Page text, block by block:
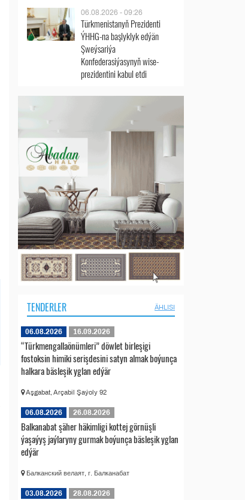
06.08.2026 - 09:26
Türkmenistanyň Prezidenti
ÝHHG-na başlyklyk edýän
Şweýsariýa
Konfederasiýasynyň wise-
prezidentini kabul etdi
TENDERLER ÄHLISI
06.08.2026 16.09.2026
“Türkmengallaönümleri” döwlet birleşigi
fostoksin himiki serişdesini satyn almak boýunça
halkara bäsleşik yglan edýär
Aşgabat, Arçabil Şaýoly 92
06.08.2026 26.08.2026
Balkanabat şäher häkimligi kottej görnüşli
ýaşaýyş jaýlaryny gurmak boýunça bäsleşik yglan
edýär
Балканский велаят, г. Балканабат
03.08.2026 28.08.2026